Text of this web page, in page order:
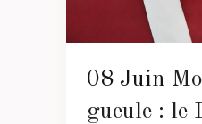
08 Juin
gueule : le